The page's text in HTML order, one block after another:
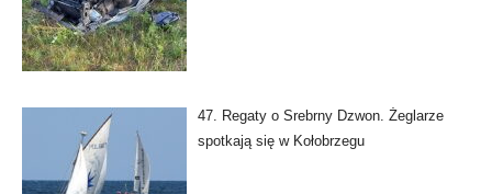
47. Regaty o Srebrny Dzwon. Żeglarze
spotkają się w Kołobrzegu